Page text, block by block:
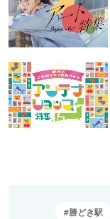
勝どき駅